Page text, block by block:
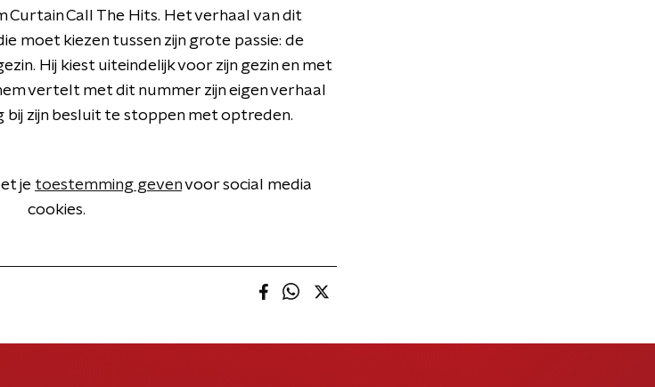
Curtain Call The Hits. Het verhaal van dit
moet kiezen tussen zijn grote passie: de
Hij kiest uiteindelijk voor zijn gezin en met
vertelt met dit nummer zijn eigen verhaal
zijn besluit te stoppen met optreden.
je toestemming gevenvoor social media
cookies.